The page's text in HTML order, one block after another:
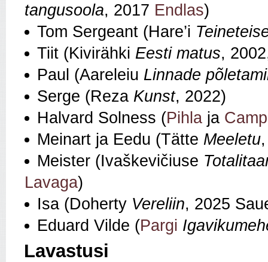
tangusoola, 2017 Endlas)
Tom Sergeant (Hare’i
Tiit (Kivirähki Eesti matus,
Paul (Aareleiu Linnade
Serge (Reza Kunst, 2022)
Halvard Solness (Pihla ja
Meinart ja Eedu (Tätte Meeletu
Meister (Ivaškevičiuse
Lavaga)
Isa (Doherty Vereliin, 2025
Eduard Vilde (Pargi
Lavastusi